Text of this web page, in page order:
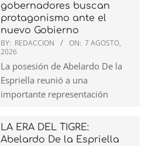
gobernadores buscan
protagonismo ante el
nuevo Gobierno
BY: REDACCION ON: 7 AGOSTO,
2026
La posesión de Abelardo De la
Espriella reunió a una
importante representación
LA ERA DEL TIGRE:
Abelardo De la Espriella